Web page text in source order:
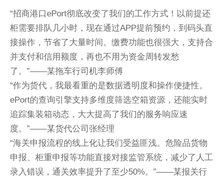
“招商港口ePort彻底改变了我们的工作方式！以前提还
柜需要排队几小时，现在通过APP提前预约，到码头直
接操作，节省了大量时间。缴费功能也很强大，支持合
并支付和信用额度，再也不用为资金周转发愁
了。”——某拖车行司机李师傅
“作为货代，我最看重的是数据透明度和操作便捷性。
ePort的查询引擎支持多维度筛选空箱资源，还能实时
追踪集装箱动态，大大提高了我们的服务响应速
度。”——某货代公司张经理
“海关申报流程的线上化让我们受益匪浅。危险品货物
申报、柜重申报等功能直接对接监管系统，减少了人工
录入错误，通关效率提升了至少50%。”——某报关行